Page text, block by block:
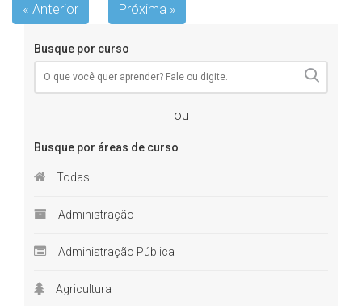
« Anterior Próxima »
Busque por curso
ou
Busque por áreas de curso
Todas
Administração
Administração Pública
Agricultura